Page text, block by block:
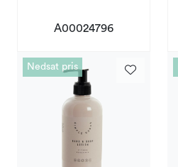
A00024796
Nedsat pris